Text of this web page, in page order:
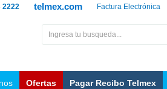
Factura Electrónica
telmex.com
2222
Ofertas Pagar Recibo Telmex